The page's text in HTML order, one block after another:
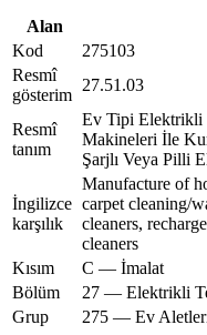
Alan
Kod
275103
Resmî
gösterim
27.51.03
Resmî
tanım
Ev Tipi Elektrikli
Makineleri İle
Şarjlı Veya Pilli
İngilizce
karşılık
Manufacture of
carpet cleaning/
cleaners,
cleaners
Kısım
C — İmalat
Bölüm
27 — Elektrikli
Grup
275 — Ev Aletleri